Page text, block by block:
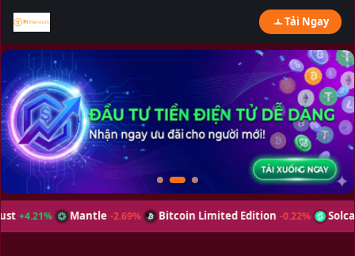
Tải Ngay
Mantle -2.69% Bitcoin Limited Edition -0.22% Solcasino Token